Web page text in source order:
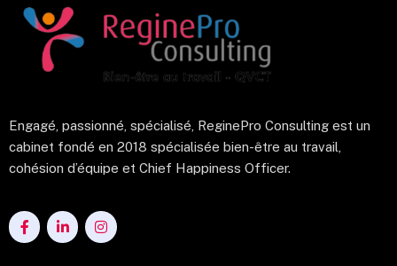
Engagé, passionné, spécialisé, ReginePro Consulting est un
cabinet fondé en 2018 spécialisée bien-être au travail,
cohésion d’équipe et Chief Happiness Officer.